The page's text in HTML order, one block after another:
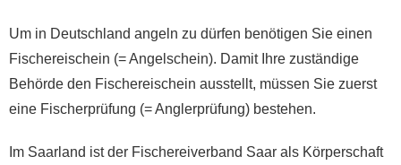
Um in Deutschland angeln zu dürfen benötigen Sie einen
Fischereischein (= Angelschein). Damit Ihre zuständige
Behörde den Fischereischein ausstellt, müssen Sie zuerst
eine Fischerprüfung (= Anglerprüfung) bestehen.
Im Saarland ist der Fischereiverband Saar als Körperschaft